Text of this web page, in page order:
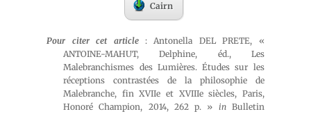
Cairn
Pour citer cet article: Antonella DEL PRETE, «
ANTOINE-MAHUT, Delphine, éd., Les
Malebranchismes des Lumières. Études sur les
réceptions contrastées de la philosophie de
Malebranche, fin XVIIe et XVIIIe siècles, Paris,
Honoré Champion, 2014, 262 p. » inBulletin